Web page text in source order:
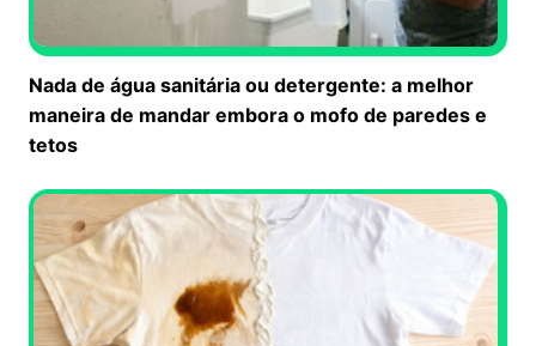
Nada de água sanitária ou detergente: a melhor
maneira de mandar embora o mofo de paredes e
tetos